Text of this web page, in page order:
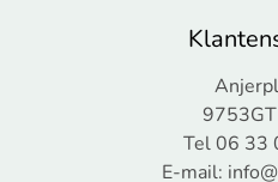
Tel 06 33
E-mail: